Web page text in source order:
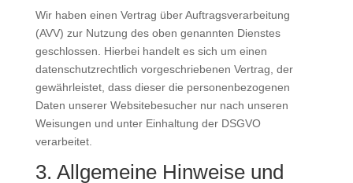
Wir haben einen Vertrag über Auftragsverarbeitung
(AVV) zur Nutzung des oben genannten Dienstes
geschlossen. Hierbei handelt es sich um einen
datenschutzrechtlich vorgeschriebenen Vertrag, der
gewährleistet, dass dieser die personenbezogenen
Daten unserer Websitebesucher nur nach unseren
Weisungen und unter Einhaltung der DSGVO
verarbeitet.
3. Allgemeine Hinweise und